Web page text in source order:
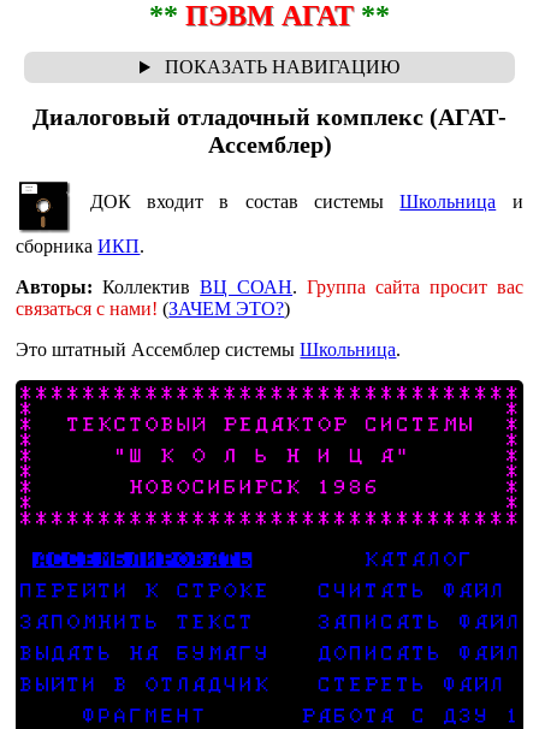
** ПЭВМ АГАТ**
Диалоговый отладочный комплекс (АГАТ-
Ассемблер)
ДОК входит в состав системыШкольница и
сборникаИКП.
Авторы: КоллективВЦ СОАН. Группа сайта просит вас
связаться с нами! (ЗАЧЕМ ЭТО?)
Это штатный Ассемблер системыШкольница.